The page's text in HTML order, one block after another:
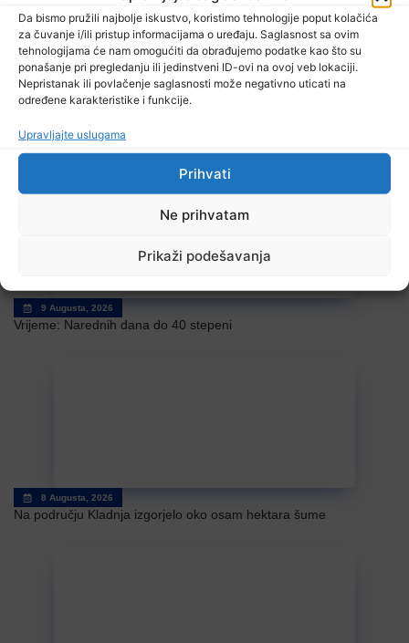
Da bismo pružili najbolje iskustvo, koristimo tehnologije poput kolačića
za čuvanje i/ili pristup informacijama o uređaju. Saglasnost sa ovim
tehnologijama će nam omogućiti da obrađujemo podatke kao što su
ponašanje pri pregledanju ili jedinstveni ID-ovi na ovoj veb lokaciji.
Nepristanak ili povlačenje saglasnosti može negativno uticati na
određene karakteristike i funkcije.
Upravljajte uslugama
Prihvati
Ne prihvatam
Prikaži podešavanja
U jami “Raspotočje” petu noć prenoćilo devet
zeničkih rudara
9 Augusta, 2026
Vrijeme: Narednih dana do 40 stepeni
8 Augusta, 2026
Na području Kladnja izgorjelo oko osam hektara šume